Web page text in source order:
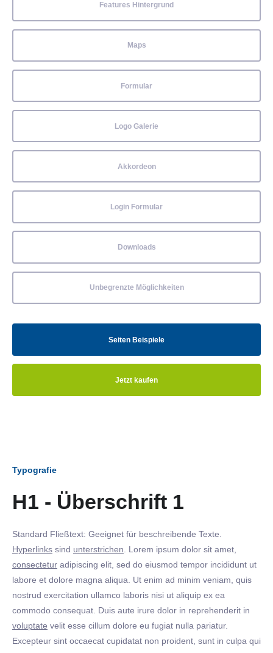
Features Hintergrund
Maps
Formular
Logo Galerie
Akkordeon
Login Formular
Downloads
Unbegrenzte Möglichkeiten
Seiten Beispiele
Jetzt kaufen
Typografie
H1 - Überschrift 1
Standard Fließtext: Geeignet für beschreibende Texte.
Hyperlinks sind unterstrichen . Lorem ipsum dolor sit amet,
consectetur adipiscing elit, sed do eiusmod tempor incididunt ut
labore et dolore magna aliqua. Ut enim ad minim veniam, quis
nostrud exercitation ullamco laboris nisi ut aliquip ex ea
commodo consequat. Duis aute irure dolor in reprehenderit in
voluptate velit esse cillum dolore eu fugiat nulla pariatur.
Excepteur sint occaecat cupidatat non proident, sunt in culpa qui